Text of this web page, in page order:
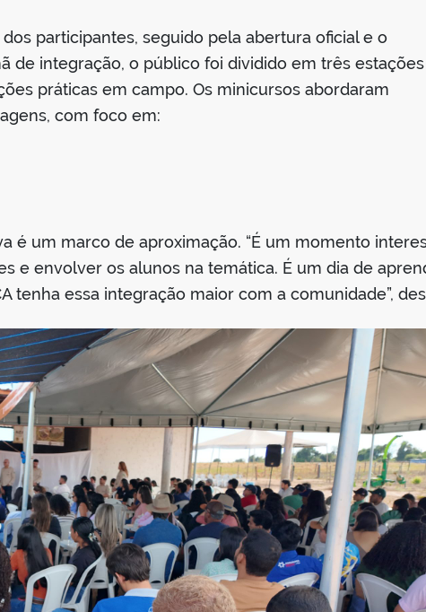
participantes, seguido pela abertura oficial e o
de integração, o público foi dividido em três estações
práticas em campo. Os minicursos abordaram
com foco em:
é um marco de aproximação. “É um momento
e envolver os alunos na temática. É um dia de
tenha essa integração maior com a comunidade”,